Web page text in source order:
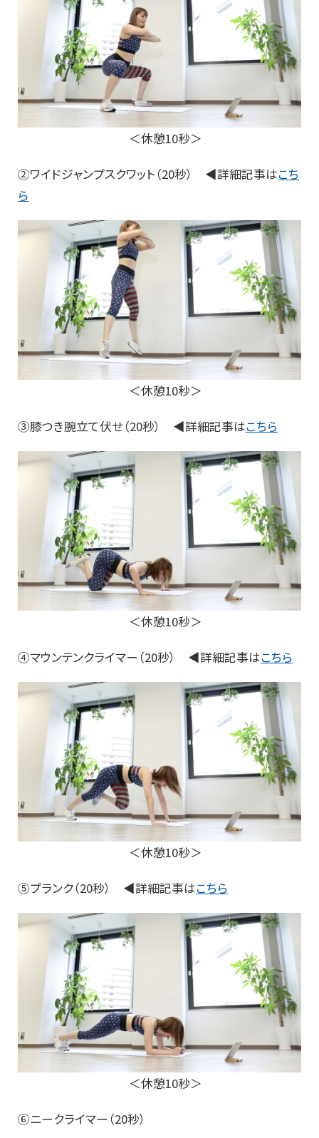
＜休憩10秒＞
②ワイドジャンプスクワット（20秒） ◀詳細記事はこち
ら
＜休憩10秒＞
③膝つき腕立て伏せ（20秒） ◀詳細記事はこちら
＜休憩10秒＞
④マウンテンクライマー（20秒） ◀詳細記事はこちら
＜休憩10秒＞
⑤プランク（20秒） ◀詳細記事はこちら
＜休憩10秒＞
⑥ニークライマー（20秒）